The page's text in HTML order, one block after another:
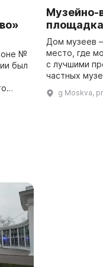
№
был
Музейно-
Дом музеев
место, где
с лучшими
частных
различные
g Moskva,